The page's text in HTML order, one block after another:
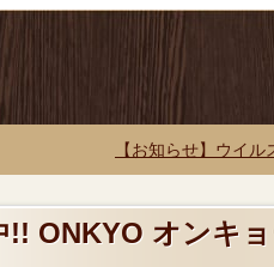
【お知らせ】ウイ
!! ONKYO オンキ